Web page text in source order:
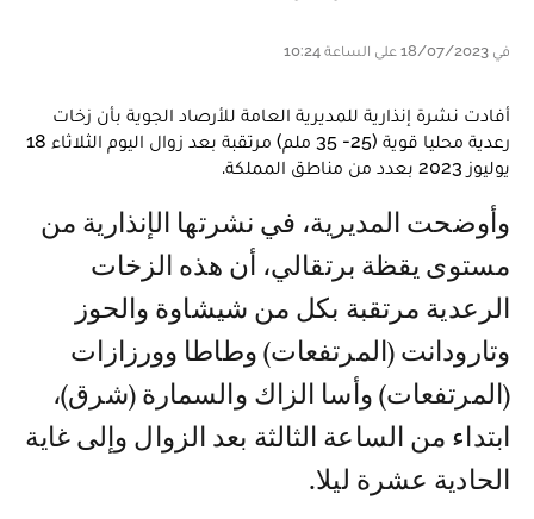
في 18/07/2023 على الساعة 10:24
أفادت نشرة إنذارية للمديرية العامة للأرصاد الجوية بأن زخات
رعدية محليا قوية (25- 35 ملم) مرتقبة بعد زوال اليوم الثلاثاء 18
يوليوز 2023 بعدد من مناطق المملكة.
وأوضحت المديرية، في نشرتها الإنذارية من
مستوى يقظة برتقالي، أن هذه الزخات
الرعدية مرتقبة بكل من شيشاوة والحوز
وتارودانت (المرتفعات) وطاطا وورزازات
(المرتفعات) وأسا الزاك والسمارة (شرق)،
ابتداء من الساعة الثالثة بعد الزوال وإلى غاية
الحادية عشرة ليلا.